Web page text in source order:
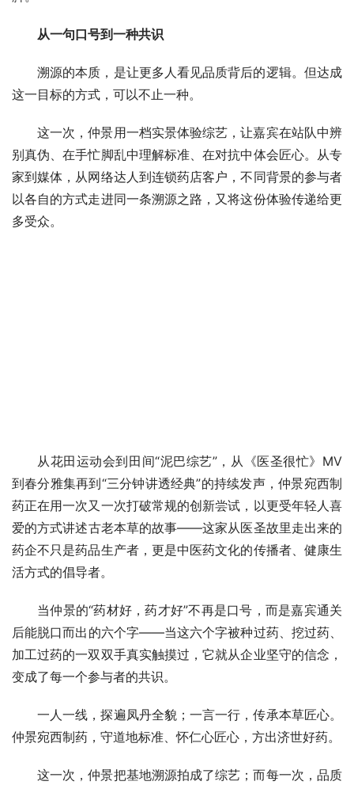
从一句口号到一种共识
溯源的本质，是让更多人看见品质背后的逻辑。但达成
这一目标的方式，可以不止一种。
这一次，仲景用一档实景体验综艺，让嘉宾在站队中辨
别真伪、在手忙脚乱中理解标准、在对抗中体会匠心。从专
家到媒体，从网络达人到连锁药店客户，不同背景的参与者
以各自的方式走进同一条溯源之路，又将这份体验传递给更
多受众。
从花田运动会到田间“泥巴综艺”，从《医圣很忙》MV
到春分雅集再到“三分钟讲透经典”的持续发声，仲景宛西制
药正在用一次又一次打破常规的创新尝试，以更受年轻人喜
爱的方式讲述古老本草的故事——这家从医圣故里走出来的
药企不只是药品生产者，更是中医药文化的传播者、健康生
活方式的倡导者。
当仲景的“药材好，药才好”不再是口号，而是嘉宾通关
后能脱口而出的六个字——当这六个字被种过药、挖过药、
加工过药的一双双手真实触摸过，它就从企业坚守的信念，
变成了每一个参与者的共识。
一人一线，探遍凤丹全貌；一言一行，传承本草匠心。
仲景宛西制药，守道地标准、怀仁心匠心，方出济世好药。
这一次，仲景把基地溯源拍成了综艺；而每一次，品质